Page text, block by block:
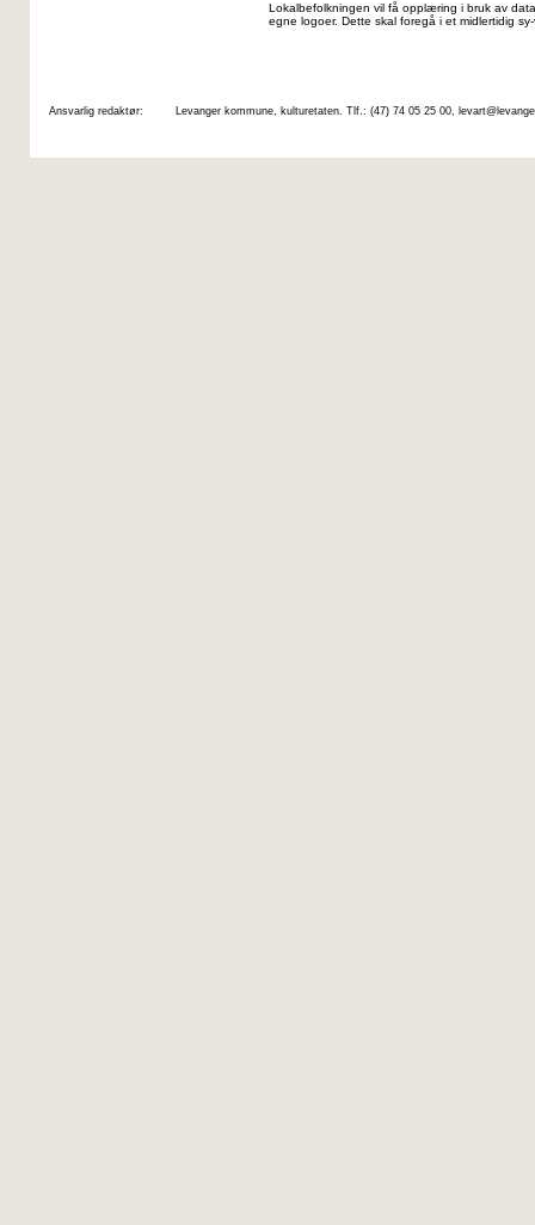
Lokalbefolkningen vil få opplæring i bruk av
egne logoer. Dette skal foregå i et midlertidig
Ansvarlig redaktør: Levanger kommune, kulturetaten. Tlf.: (47) 74 05 25 00,